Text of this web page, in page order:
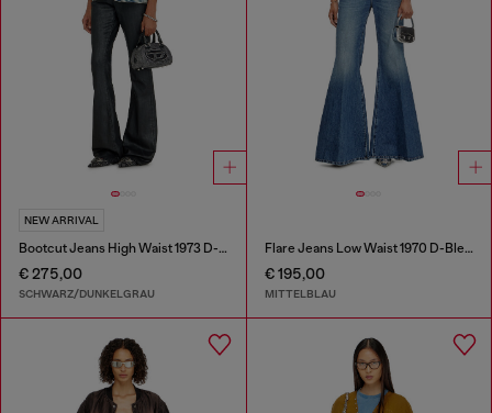
NEW ARRIVAL
Bootcut Jeans High Waist 1973 D-Partt
€ 275,00
SCHWARZ/DUNKELGRAU
Flare Jeans Low Waist 1970 D-Bleess
€ 195,00
MITTELBLAU